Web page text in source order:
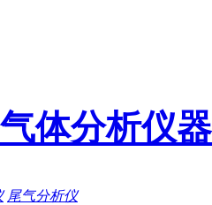
体分析仪器
尾气分析仪